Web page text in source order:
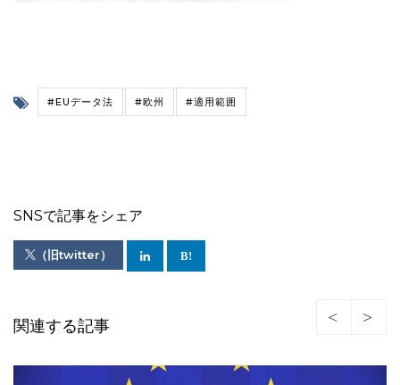
#EUデータ法 #欧州 #適用範囲
SNSで記事をシェア
（旧twitter）
関連する記事